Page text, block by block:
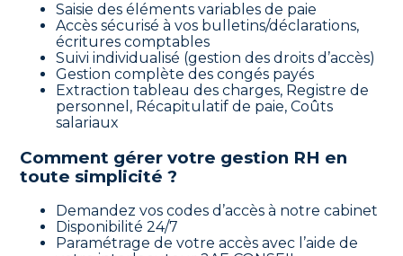
Saisie des éléments variables de paie
Accès sécurisé à vos bulletins/déclarations,
écritures comptables
Suivi individualisé (gestion des droits d’accès)
Gestion complète des congés payés
Extraction tableau des charges, Registre de
personnel, Récapitulatif de paie, Coûts
salariaux
Comment gérer votre gestion RH en
toute simplicité ?
Demandez vos codes d’accès à notre cabinet
Disponibilité 24/7
Paramétrage de votre accès avec l’aide de